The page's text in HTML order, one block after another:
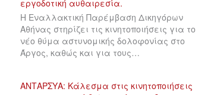
Η Εναλλακτική Παρέμβαση Δικηγόρων
Αθήνας στηρίζει τις κινητοποιήσεις για το
νέο θύμα αστυνομικής δολοφονίας στο
Άργος, καθώς και για τους…
ΑΝΤΑΡΣΥΑ: Κάλεσμα στις κινητοποιήσεις